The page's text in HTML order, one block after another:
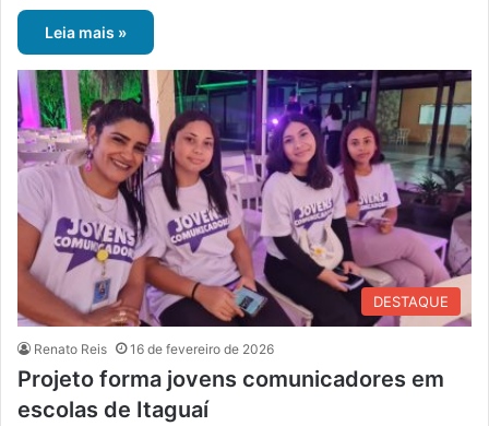
Leia mais »
DESTAQUE
Renato Reis 16 de fevereiro de 2026
Projeto forma jovens comunicadores em
escolas de Itaguaí